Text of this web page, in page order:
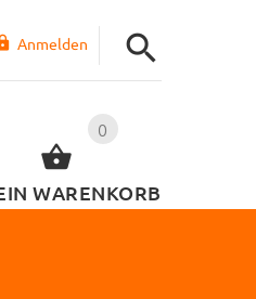
Anmelden
0
WARENKORB